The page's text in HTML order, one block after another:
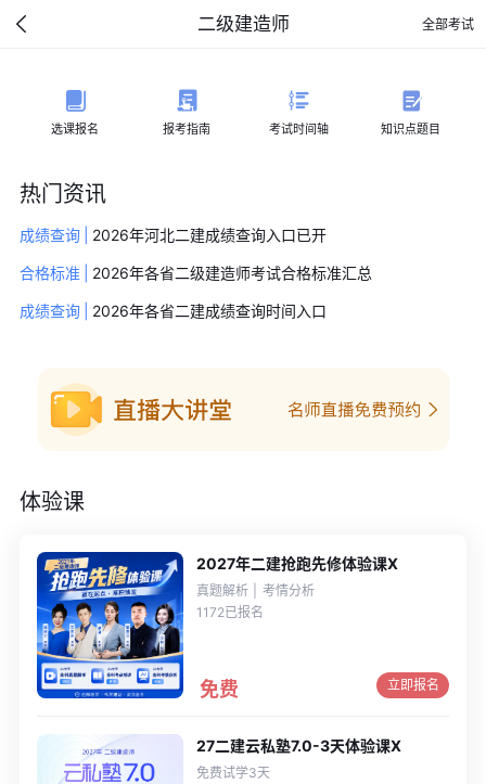
二级建造师
选课报名 报考指南 考试时间轴 知识点题目
全部考试
热门资讯
成绩查询 2026年河北二建成绩查询入口已开
合格标准 2026年各省二级建造师考试合格标准汇总
成绩查询 2026年各省二建成绩查询时间入口
体验课
2027年二建抢跑先修体验课X
真题解析
考情分析
1172已报名
免费 立即报名
27二建云私塾7.0-3天体验课X
免费试学3天